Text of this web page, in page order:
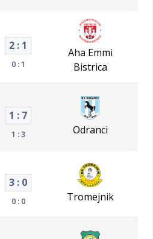
2 : 1
0 : 1
Aha Emmi
Bistrica
1 : 7
1 : 3 Odranci
3 : 0
0 : 0 Tromejnik